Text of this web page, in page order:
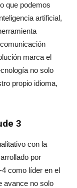
que podemos
artificial,
marca el
no solo
propio idioma,
3
con la
por
como líder en el
avance no solo